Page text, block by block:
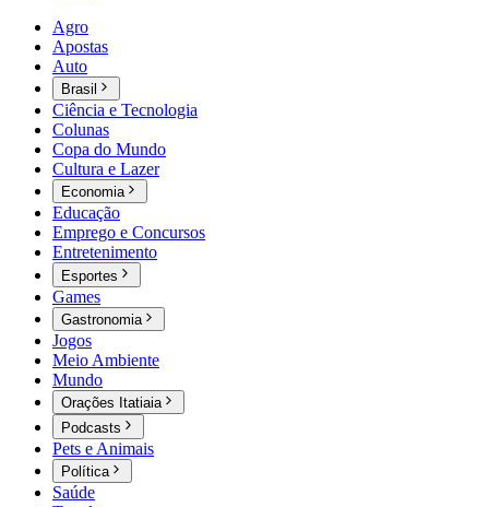
Agro
Apostas
Auto
Brasil
Ciência e Tecnologia
Colunas
Copa do Mundo
Cultura e Lazer
Economia
Educação
Emprego e Concursos
Entretenimento
Esportes
Games
Gastronomia
Jogos
Meio Ambiente
Mundo
Orações Itatiaia
Podcasts
Pets e Animais
Política
Saúde